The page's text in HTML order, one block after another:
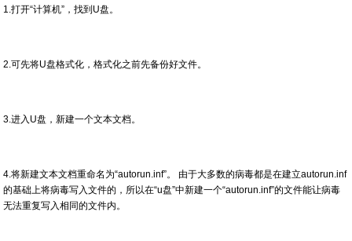
1.打开“计算机”，找到U盘。
2.可先将U盘格式化，格式化之前先备份好文件。
3.进入U盘，新建一个文本文档。
4.将新建文本文档重命名为“autorun.inf”。 由于大多数的病毒都是在建立autorun.inf
的基础上将病毒写入文件的，所以在“u盘”中新建一个“autorun.inf”的文件能让病毒
无法重复写入相同的文件内。